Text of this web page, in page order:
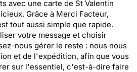
avec une carte de St Valentin
Grâce à Merci Facteur,
tout aussi simple que rapide.
votre message et choisir
nous gérer le reste : nous nous
et de l'expédition, afin que vous
sur l'essentiel, c'est-à-dire faire